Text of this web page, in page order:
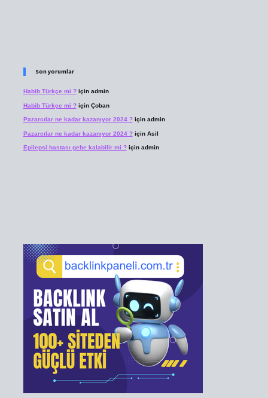
Son yorumlar
Habib Türkçe mi ?için admin
Habib Türkçe mi ?için Çoban
Pazarcılar ne kadar kazanıyor 2024 ?için admin
Pazarcılar ne kadar kazanıyor 2024 ?için Asil
Epilepsi hastası gebe kalabilir mi ?için admin